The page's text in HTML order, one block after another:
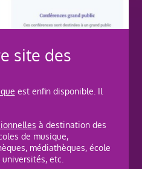
site des
est enfin disponible. Il
à destination des
de musique,
médiathèques, école
etc.